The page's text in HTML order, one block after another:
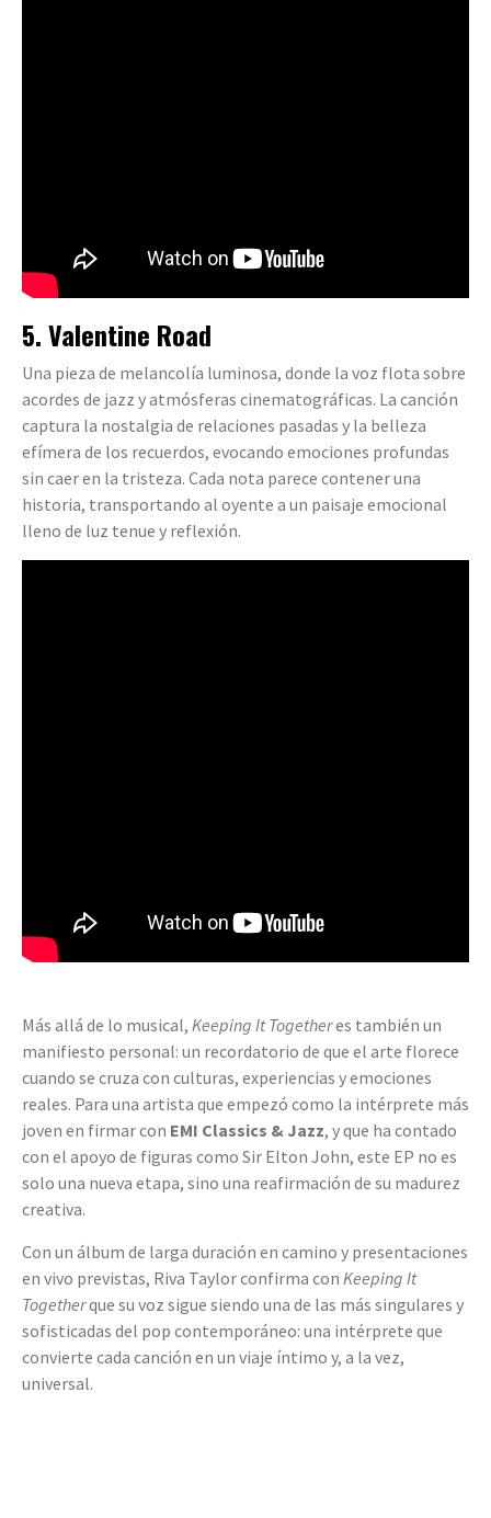
5. Valentine Road
Una pieza de melancolía luminosa, donde la voz flota sobre
acordes de jazz y atmósferas cinematográficas. La canción
captura la nostalgia de relaciones pasadas y la belleza
efímera de los recuerdos, evocando emociones profundas
sin caer en la tristeza. Cada nota parece contener una
historia, transportando al oyente a un paisaje emocional
lleno de luz tenue y reflexión.
Más allá de lo musical, Keeping It Togetheres también un
manifiesto personal: un recordatorio de que el arte florece
cuando se cruza con culturas, experiencias y emociones
reales. Para una artista que empezó como la intérprete más
joven en firmar con EMI Classics & Jazz, y que ha contado
con el apoyo de figuras como Sir Elton John, este EP no es
solo una nueva etapa, sino una reafirmación de su madurez
creativa.
Con un álbum de larga duración en camino y presentaciones
en vivo previstas, Riva Taylor confirma con Keeping It
Togetherque su voz sigue siendo una de las más singulares y
sofisticadas del pop contemporáneo: una intérprete que
convierte cada canción en un viaje íntimo y, a la vez,
universal.